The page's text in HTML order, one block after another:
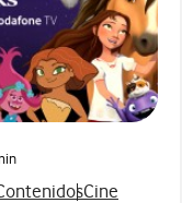
conde prensa
más notas de
Ver más
Cine